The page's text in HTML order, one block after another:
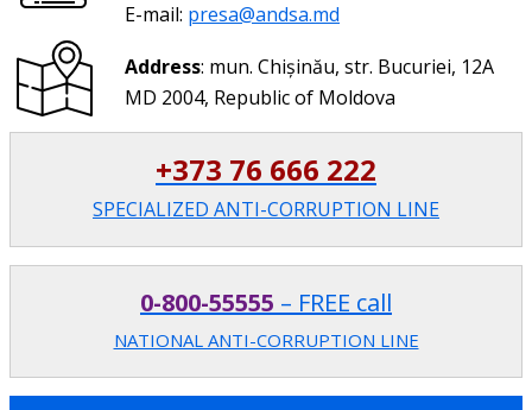
E-mail: presa@andsa.md
Address: mun. Chișinău, str. Bucuriei, 12A
MD 2004, Republic of Moldova
+373 76 666 222
SPECIALIZED ANTI-CORRUPTION LINE
0-800-55555 – FREE call
NATIONAL ANTI-CORRUPTION LINE